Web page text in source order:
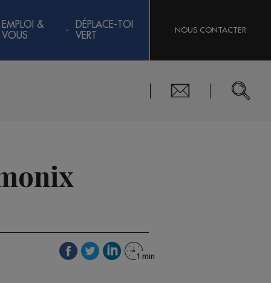
EMPLOI &
VOUS
DÉPLACE-TOI
VERT
NOUS CONTACTER